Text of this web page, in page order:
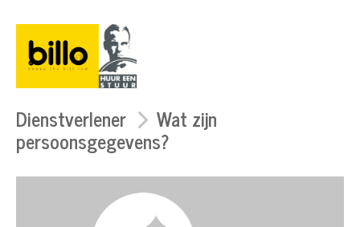
Dienstverlener Wat zijn
persoonsgegevens?